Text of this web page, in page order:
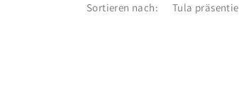
Sortieren nach: